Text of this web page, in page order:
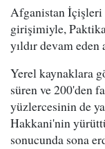
Afganistan İçişleri
girişimiyle,
yıldır devam eden
Yerel kaynaklara
süren ve 200'den
yüzlercesinin de
Hakkani'nin
sonucunda sona